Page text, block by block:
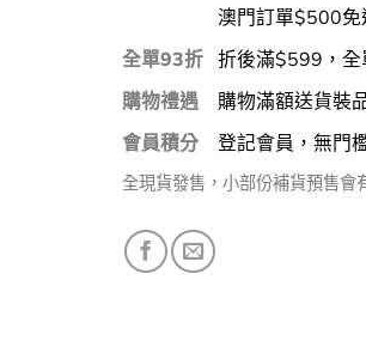
澳門訂單$500免
全單93折 折後滿$599，
購物禮遇
購物滿額送貨裝
會員積分
登記會員，無門
全現貨發售，小部份補貨預售會